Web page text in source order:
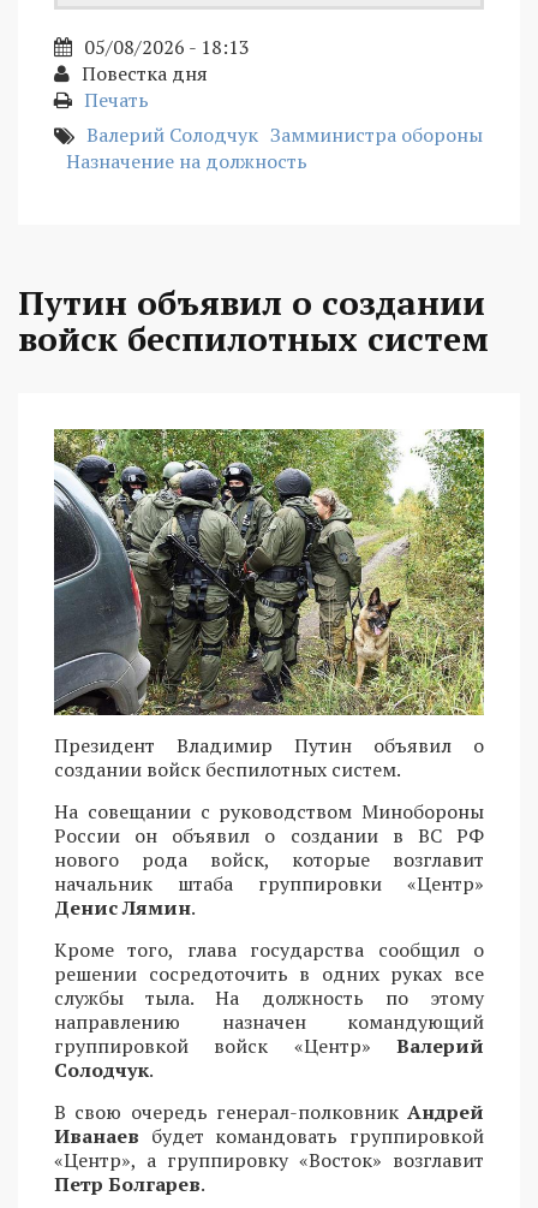
05/08/2026 - 18:13
Повестка дня
Печать
Валерий Солодчук Замминистра обороны
Назначение на должность
Путин объявил о создании
войск беспилотных систем
Президент Владимир Путин объявил о
создании войск беспилотных систем.
На совещании с руководством Минобороны
России он объявил о создании в ВС РФ
нового рода войск, которые возглавит
начальник штаба группировки «Центр»
Денис Лямин.
Кроме того, глава государства сообщил о
решении сосредоточить в одних руках все
службы тыла. На должность по этому
направлению назначен командующий
группировкой войск «Центр» Валерий
Солодчук.
В свою очередь генерал-полковникАндрей
Иванаев будет командовать группировкой
«Центр», а группировку «Восток» возглавит
Петр Болгарев.